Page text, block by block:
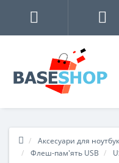
Аксесуари для
Флеш-пам'ять USB